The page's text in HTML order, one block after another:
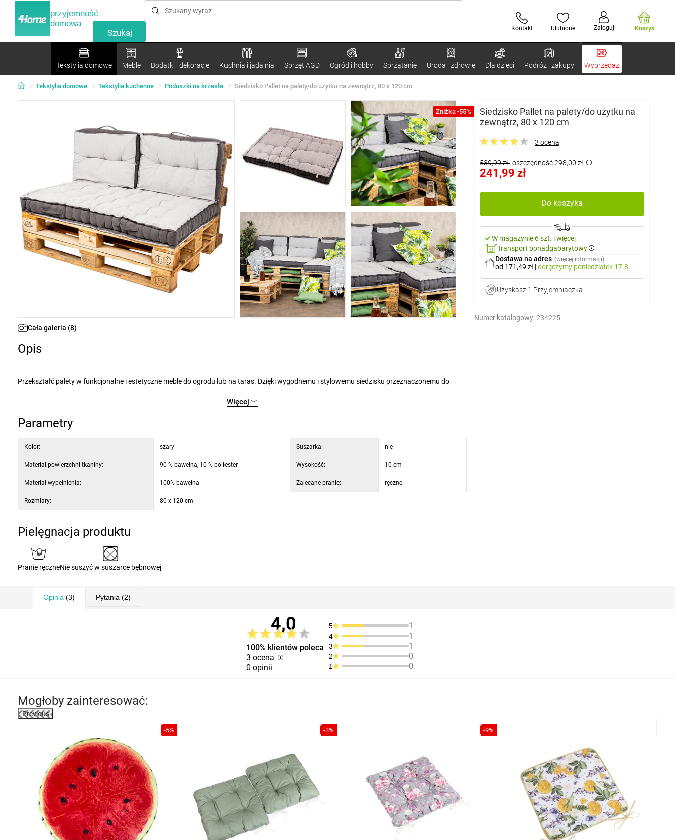
przyjemność
domowa
Kontakt Ulubione Zaloguj Koszyk
Tekstylia domowe Meble Dodatki i dekoracje Kuchnia i jadalnia Sprzęt AGD Ogród i hobby Sprzątanie Uroda i zdrowie Dla dzieci Podróż i zakupy Wyprzedaż
Tekstylia domowe Tekstylia kuchenne Poduszki na krzesła Siedzisko Pallet na palety/do użytku na zewnątrz, 80 x 120 cm
Zniżka -55%
Cała galeria (8)
Siedzisko Pallet na palety/do użytku na
zewnątrz, 80 x 120 cm
3 ocena
539,99 zł oszczędność 298,00 zł
241,99 zł
Do koszyka
W magazynie 6 szt. i więcej
Transport ponadgabarytowy
Dostawa na adres (więcej informacji)
od 171,49 zł |doręczymy poniedziałek 17.8.
Uzyskasz 1 Przyjemniaczka
Numer katalogowy:234225
Opis
Przekształć palety w funkcjonalne i estetyczne meble do ogrodu lub na taras. Dzięki wygodnemu i stylowemu siedzisku przeznaczonemu do
część wypoczynkową wewnątrz domu.
przenoszenie i używanie.
Więcej
Parametry
Kolor: szary
Materiał powierzchni tkaniny: 90 % bawełna, 10 % poliester
Materiał wypełnienia: 100% bawełna
Rozmiary: 80 x 120 cm
Suszarka: nie
Wysokość: 10 cm
Zalecane pranie: ręczne
Pielęgnacja produktu
Pranie ręczneNie suszyć w suszarce bębnowej
Opinia (3) Pytania (2)
4,0
100% klientów poleca
3 ocena
0 opinii
5 1
4 1
3 1
2 0
1 0
Mogłoby zainteresować:
Previous
-5% -3% -9%